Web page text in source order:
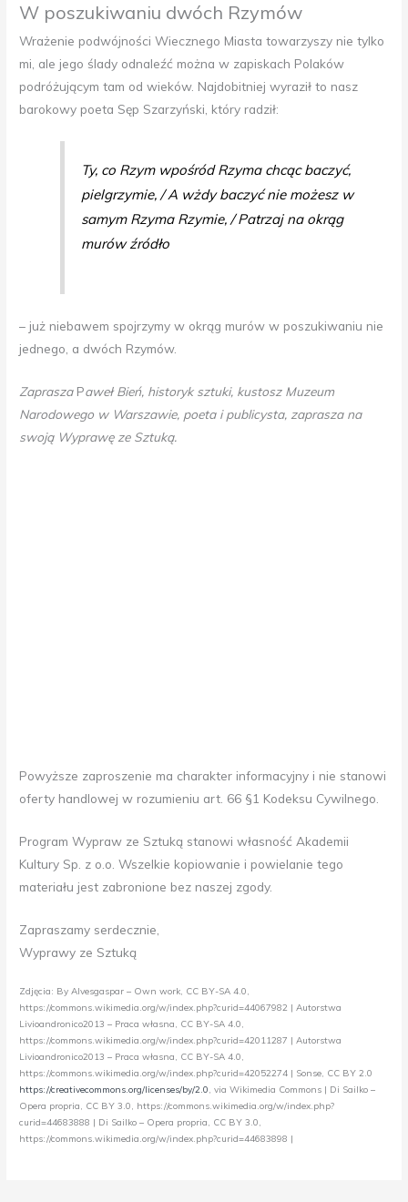
W poszukiwaniu dwóch Rzymów
Wrażenie podwójności Wiecznego Miasta towarzyszy nie tylko
mi, ale jego ślady odnaleźć można w zapiskach Polaków
podróżującym tam od wieków. Najdobitniej wyraził to nasz
barokowy poeta Sęp Szarzyński, który radził:
Ty, co Rzym wpośród Rzyma chcąc baczyć,
pielgrzymie,/A wżdy baczyć nie możesz w
samym Rzyma Rzymie, / Patrzaj na okrąg
murów źródło
– już niebawem spojrzymy w okrąg murów w poszukiwaniu nie
jednego, a dwóch Rzymów.
Zaprasza Paweł Bień, historyk sztuki, kustosz Muzeum
Narodowego w Warszawie, poeta i publicysta, zaprasza na
swoją Wyprawę ze Sztuką.
Powyższe zaproszenie ma charakter informacyjny i nie stanowi
oferty handlowej w rozumieniu art. 66 §1 Kodeksu Cywilnego.
Program Wypraw ze Sztuką stanowi własność Akademii
Kultury Sp. z o.o. Wszelkie kopiowanie i powielanie tego
materiału jest zabronione bez naszej zgody.
Zapraszamy serdecznie,
Wyprawy ze Sztuką
Zdjęcia: By Alvesgaspar – Own work, CC BY-SA 4.0,
https://commons.wikimedia.org/w/index.php?curid=44067982 | Autorstwa
Livioandronico2013 – Praca własna, CC BY-SA 4.0,
https://commons.wikimedia.org/w/index.php?curid=42011287 | Autorstwa
Livioandronico2013 – Praca własna, CC BY-SA 4.0,
https://commons.wikimedia.org/w/index.php?curid=42052274 | Sonse, CC BY 2.0
https://creativecommons.org/licenses/by/2.0, via Wikimedia Commons | Di Sailko –
Opera propria, CC BY 3.0, https://commons.wikimedia.org/w/index.php?
curid=44683888 | Di Sailko – Opera propria, CC BY 3.0,
https://commons.wikimedia.org/w/index.php?curid=44683898 |